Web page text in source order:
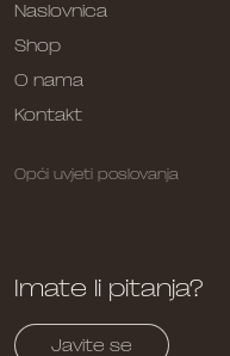
Naslovnica
Shop
O nama
Kontakt
Opći uvjeti poslovanja
Imate li pitanja?
Javite se